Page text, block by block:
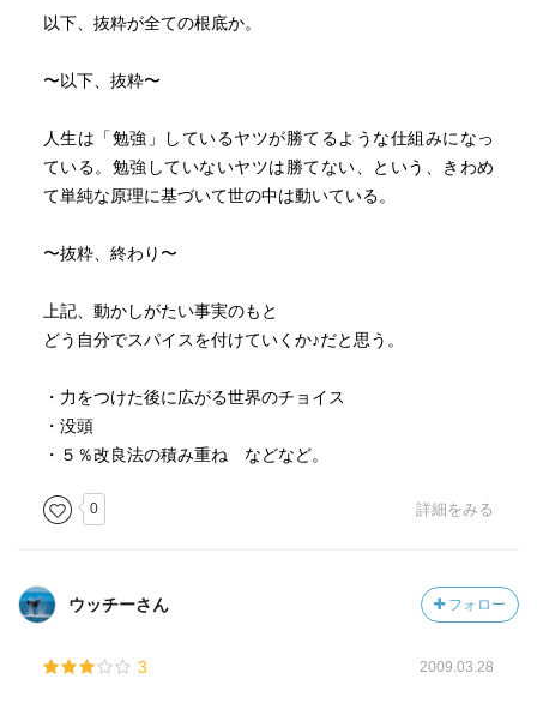
私には助かります。
り組むその効果はかなり違ってくるし効率も良い、という
提案・解釈の数々で楽しく読みました。
以下、抜粋が全ての根底か。
〜以下、抜粋〜
人生は「勉強」しているヤツが勝てるような仕組みになっ
ている。勉強していないヤツは勝てない、という、きわめ
て単純な原理に基づいて世の中は動いている。
〜抜粋、終わり〜
上記、動かしがたい事実のもと
どう自分でスパイスを付けていくか♪だと思う。
・力をつけた後に広がる世界のチョイス
・没頭
・５％改良法の積み重ね などなど。
0 詳細をみる
ウッチーさん フォロー
3 2009.03.28